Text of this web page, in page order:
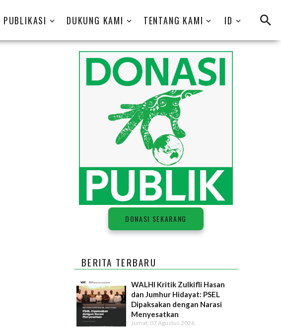
PUBLIKASI DUKUNG KAMI TENTANG KAMI ID
DONASI SEKARANG
BERITA TERBARU
WALHI Kritik Zulkifli Hasan
dan Jumhur Hidayat: PSEL
Dipaksakan dengan Narasi
Menyesatkan
Jumat, 07 Agustus 2026